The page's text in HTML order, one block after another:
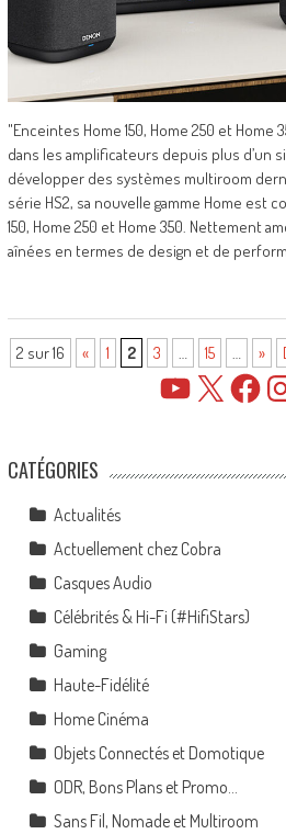
"Enceintes Home 150, Home 250 et Home
dans les amplificateurs depuis plus d’un
développer des systèmes multiroom
série HS2, sa nouvelle gamme Home est
150, Home 250 et Home 350. Nettement
aînées en termes de design et de
2 sur 16 « 1 2 3 … 15 … »
YouTube
CATÉGORIES
Actualités
Actuellement chez Cobra
Casques Audio
Célébrités & Hi-Fi (#HifiStars)
Gaming
Haute-Fidélité
Home Cinéma
Objets Connectés et Domotique
ODR, Bons Plans et Promo…
Sans Fil, Nomade et Multiroom